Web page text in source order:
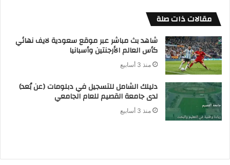
مقالات ذات صلة
شاهد بث مباشر عبر موقع سعودية لايف نهائي
كأس العالم الأرجنتين وأسبانيا
منذ 3 أسابيع
دليلك الشامل للتسجيل في دبلومات (عن بُعد)
لدى جامعة القصيم للعام الجامعي
منذ 3 أسابيع